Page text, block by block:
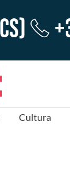
Cultura